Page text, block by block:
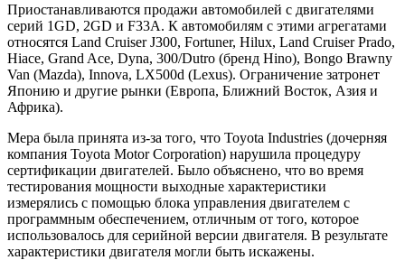
Приостанавливаются продажи автомобилей с двигателями
серий 1GD, 2GD и F33A. К автомобилям с этими агрегатами
относятся Land Cruiser J300, Fortuner, Hilux, Land Cruiser Prado,
Hiace, Grand Ace, Dyna, 300/Dutro (бренд Hino), Bongo Brawny
Van (Mazda), Innova, LX500d (Lexus). Ограничение затронет
Японию и другие рынки (Европа, Ближний Восток, Азия и
Африка).
Мера была принята из-за того, что Toyota Industries (дочерняя
компания Toyota Motor Corporation) нарушила процедуру
сертификации двигателей. Было объяснено, что во время
тестирования мощности выходные характеристики
измерялись с помощью блока управления двигателем с
программным обеспечением, отличным от того, которое
использовалось для серийной версии двигателя. В результате
характеристики двигателя могли быть искажены.